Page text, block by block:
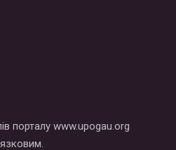
порталу www.upogau.org